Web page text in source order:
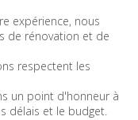
expérience, nous
de rénovation et de
respectent les
un point d'honneur à
délais et le budget.